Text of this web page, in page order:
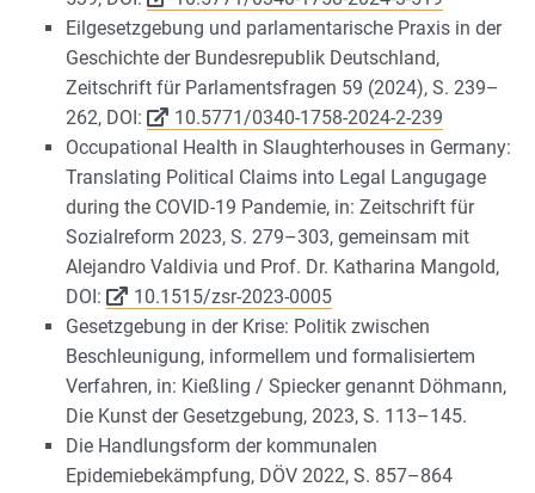
Eilgesetzgebung und parlamentarische Praxis in der
Geschichte der Bundesrepublik Deutschland,
Zeitschrift für Parlamentsfragen 59 (2024), S. 239–
262, DOI:
10.5771/0340-1758-2024-2-239
Occupational Health in Slaughterhouses in Germany:
Translating Political Claims into Legal Langugage
during the COVID-19 Pandemie, in: Zeitschrift für
Sozialreform 2023, S. 279–303, gemeinsam mit
Alejandro Valdivia und Prof. Dr. Katharina Mangold,
DOI:
10.1515/zsr-2023-0005
Gesetzgebung in der Krise: Politik zwischen
Beschleunigung, informellem und formalisiertem
Verfahren, in: Kießling / Spiecker genannt Döhmann,
Die Kunst der Gesetzgebung, 2023, S. 113–145.
Die Handlungsform der kommunalen
Epidemiebekämpfung, DÖV 2022, S. 857–864